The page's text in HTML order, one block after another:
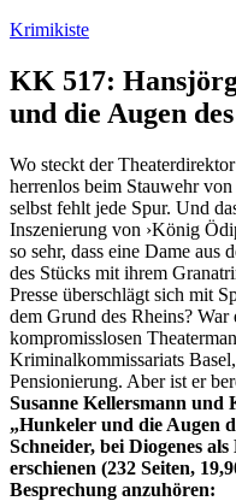
Zum
springen
Krimikiste
KK 517:
und die Augen
Wo steckt der
herrenlos beim Stauwehr
selbst fehlt jede Spur. Und
Inszenierung von ›König
so sehr, dass eine Dame aus
des Stücks mit ihrem
Presse überschlägt sich mit
dem Grund des Rheins? War
kompromisslosen
Kriminalkommissariats
Pensionierung. Aber ist er
Susanne Kellersmann und
„Hunkeler und die Augen
Schneider, bei Diogenes
erschienen (232 Seiten,
Besprechung anzuhören: